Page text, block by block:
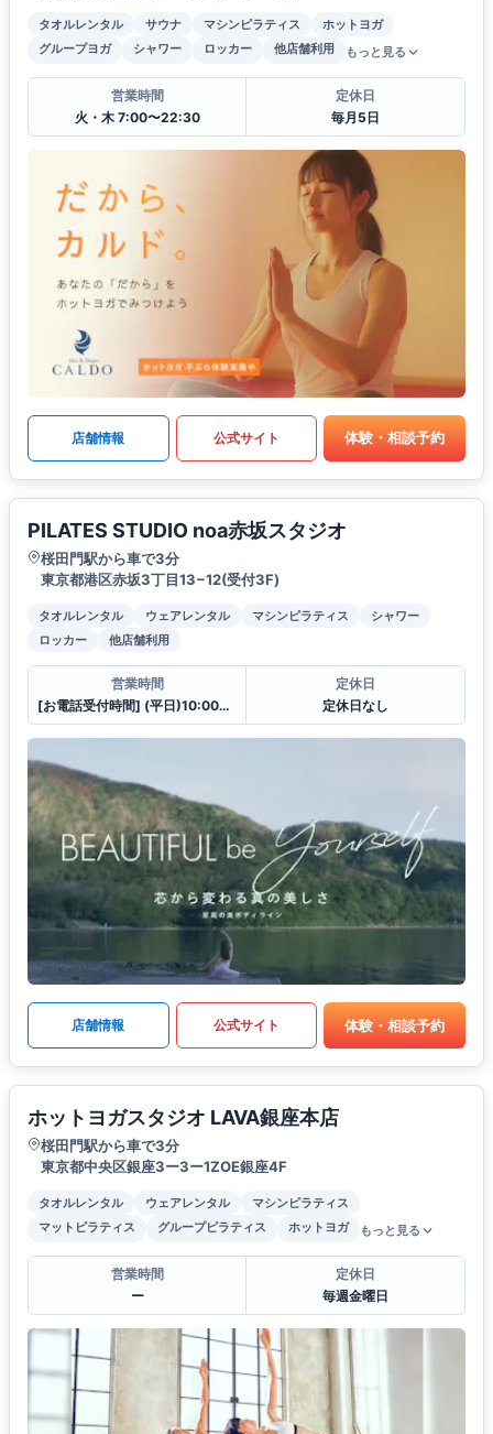
タオルレンタル サウナ マシンピラティス
ホットヨガ
グループヨガ
シャワー ロッカー 他店舗利用 もっと見る
営業時間
火・木 7:00〜22:30
定休日
毎月5日
店舗情報 公式サイト 体験・相談予約
PILATES STUDIO noa赤坂スタジオ
桜田門駅から車で3分
東京都港区赤坂3丁目13−12(受付3F)
タオルレンタル ウェアレンタル マシンピラティス
シャワー
ロッカー
他店舗利用
営業時間
[お電話受付時間] (平日)10:00〜23:00 (土・日)10:00〜21:00
定休日
定休日なし
店舗情報 公式サイト 体験・相談予約
ホットヨガスタジオ LAVA銀座本店
桜田門駅から車で3分
東京都中央区銀座3ー3ー1ZOE銀座4F
タオルレンタル ウェアレンタル
マシンピラティス
マットピラティス
グループピラティス ホットヨガ もっと見る
営業時間
ー
定休日
毎週金曜日